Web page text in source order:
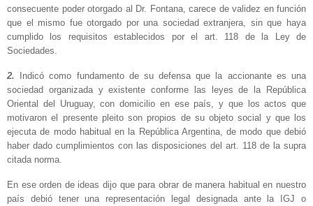
consecuente poder otorgado al Dr. Fontana, carece de validez en función
que el mismo fue otorgado por una sociedad extranjera, sin que haya
cumplido los requisitos establecidos por el art. 118 de la Ley de
Sociedades.
2.
Indicó como fundamento de su defensa que la accionante es una
sociedad organizada y existente conforme las leyes de la República
Oriental del Uruguay, con domicilio en ese país, y que los actos que
motivaron el presente pleito son propios de su objeto social y que los
ejecuta de modo habitual en la República Argentina, de modo que debió
haber dado cumplimientos con las disposiciones del art. 118 de la supra
citada norma.
En ese orden de ideas dijo que para obrar de manera habitual en nuestro
país debió tener una representación legal designada ante la IGJ o